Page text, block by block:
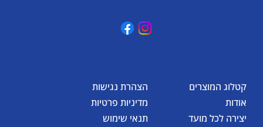
הצהרת נגישות
מדיניות פרטיות
תנאי שימוש
קטלוג המוצרים
אודות
יצירה לכל מועד